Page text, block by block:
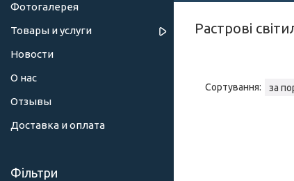
Растрові
Фотогалерея
Товары и услуги
Новости
О нас
Отзывы
Доставка и оплата
Фільтри